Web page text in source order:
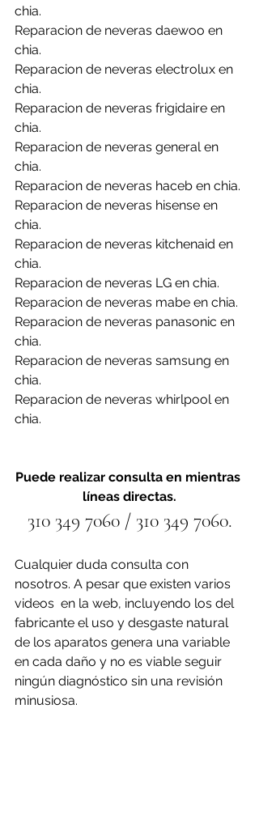
chia.
Reparacion de neveras daewoo en
chia.
Reparacion de neveras electrolux en
chia.
Reparacion de neveras frigidaire en
chia.
Reparacion de neveras general en
chia.
Reparacion de neveras haceb en chia.
Reparacion de neveras hisense en
chia.
Reparacion de neveras kitchenaid en
chia.
Reparacion de neveras LG en chia.
Reparacion de neveras mabe en chia.
Reparacion de neveras panasonic en
chia.
Reparacion de neveras samsung en
chia.
Reparacion de neveras whirlpool en
chia.
Puede realizar consulta en mientras
líneas directas.
310 349 7060 / 310 349 7060.
Cualquier duda consulta con
nosotros. A pesar que existen varios
videos  en la web, incluyendo los del
fabricante el uso y desgaste natural
de los aparatos genera una variable
en cada daño y no es viable seguir
ningún diagnóstico sin una revisión
minusiosa.